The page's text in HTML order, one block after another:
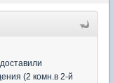
(2 комн.в 2-й